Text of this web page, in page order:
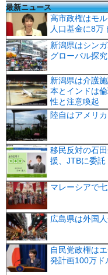
最新ニュース
高市政権はモ
人口基金に8万
新潟県はシン
グローバル探
新潟県は介護
本とインドは
性と注意喚起
陸自はアメリ
移民反対の石
援、JTBに委託
マレーシアで
広島県は外国
自民党政権は
発計画100万ド